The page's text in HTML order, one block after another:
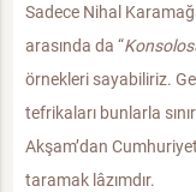
Sadece Nihal
arasında da “
örnekleri sayabiliriz.
tefrikaları bunlarla
Akşam’dan
taramak lâzımdır.